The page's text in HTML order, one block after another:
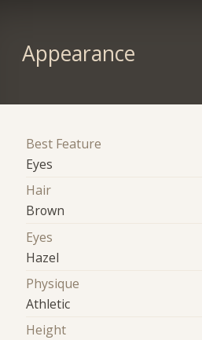
Appearance
Best Feature
Eyes
Hair
Brown
Eyes
Hazel
Physique
Athletic
Height